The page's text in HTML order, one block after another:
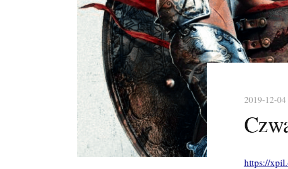
2019-12-04
https://